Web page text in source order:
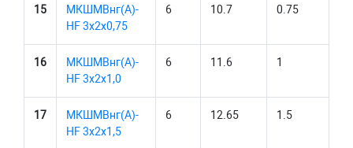
15
МКШМВнг(А)-
HF 3х2х0,75
6 10.7 0.75
16
МКШМВнг(А)-
HF 3х2х1,0
6 11.6 1
17
МКШМВнг(А)-
HF 3х2х1,5
6 12.65 1.5